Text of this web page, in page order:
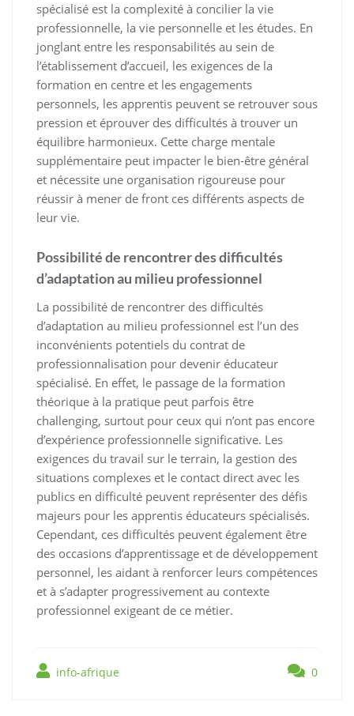
spécialisé est la complexité à concilier la vie
professionnelle, la vie personnelle et les études. En
jonglant entre les responsabilités au sein de
l’établissement d’accueil, les exigences de la
formation en centre et les engagements
personnels, les apprentis peuvent se retrouver sous
pression et éprouver des difficultés à trouver un
équilibre harmonieux. Cette charge mentale
supplémentaire peut impacter le bien-être général
et nécessite une organisation rigoureuse pour
réussir à mener de front ces différents aspects de
leur vie.
Possibilité de rencontrer des difficultés
d’adaptation au milieu professionnel
La possibilité de rencontrer des difficultés
d’adaptation au milieu professionnel est l’un des
inconvénients potentiels du contrat de
professionnalisation pour devenir éducateur
spécialisé. En effet, le passage de la formation
théorique à la pratique peut parfois être
challenging, surtout pour ceux qui n’ont pas encore
d’expérience professionnelle significative. Les
exigences du travail sur le terrain, la gestion des
situations complexes et le contact direct avec les
publics en difficulté peuvent représenter des défis
majeurs pour les apprentis éducateurs spécialisés.
Cependant, ces difficultés peuvent également être
des occasions d’apprentissage et de développement
personnel, les aidant à renforcer leurs compétences
et à s’adapter progressivement au contexte
professionnel exigeant de ce métier.
info-afrique 0